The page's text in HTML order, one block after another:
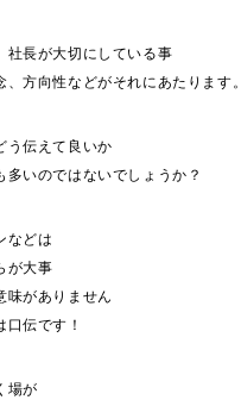
社長が大切にしている事
、方向性などがそれにあたります。
う伝えて良いか
多いのではないでしょうか？
などは
が大事
味がありません
口伝です！
場が